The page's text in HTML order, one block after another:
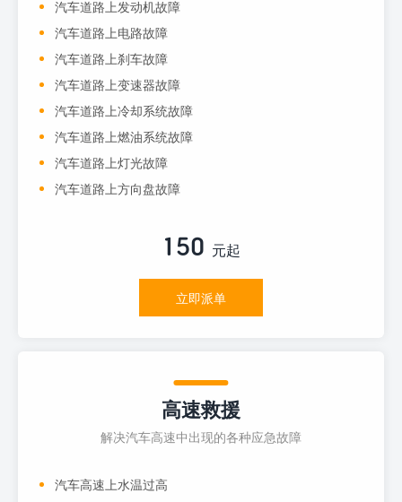
汽车道路上发动机故障
汽车道路上电路故障
汽车道路上刹车故障
汽车道路上变速器故障
汽车道路上冷却系统故障
汽车道路上燃油系统故障
汽车道路上灯光故障
汽车道路上方向盘故障
150 元起
立即派单
高速救援
解决汽车高速中出现的各种应急故障
汽车高速上水温过高